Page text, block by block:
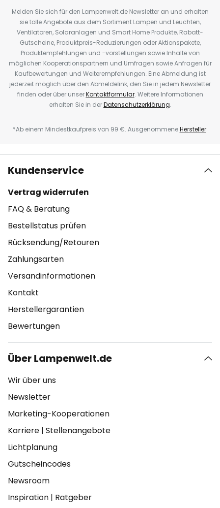
Melden Sie sich für den Lampenwelt.de Newsletter an und erhalten
sie tolle Angebote aus dem Sortiment Lampen und Leuchten,
Ventilatoren, Solaranlagen und Smart Home Produkte, Rabatt-
Gutscheine, Produktpreis-Reduzierungen oder Aktionspakete,
Produktempfehlungen und -vorstellungen sowie Inhalte von
möglichen Kooperationspartnern und Umfragen sowie Anfragen für
Kaufbewertungen und Weiterempfehlungen. Eine Abmeldung ist
jederzeit möglich über den Abmeldelink, den Sie in jedem Newsletter
finden oder über unserKontaktformular. Weitere Informationen
erhalten Sie in derDatenschutzerklärung.
*Ab einem Mindestkaufpreis von 99 €. AusgenommeneHersteller.
Kundenservice
Vertrag widerrufen
FAQ & Beratung
Bestellstatus prüfen
Rücksendung/Retouren
Zahlungsarten
Versandinformationen
Kontakt
Herstellergarantien
Bewertungen
Über Lampenwelt.de
Wir über uns
Newsletter
Marketing-Kooperationen
Karriere | Stellenangebote
Lichtplanung
Gutscheincodes
Newsroom
Inspiration | Ratgeber